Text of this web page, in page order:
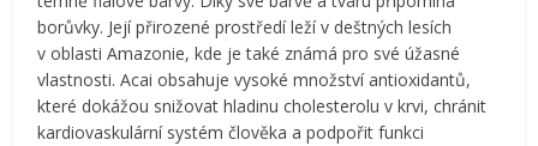
borůvky. Její přirozené prostředí leží v deštných lesích
v oblasti Amazonie, kde je také známá pro své úžasné
vlastnosti. Acai obsahuje vysoké množství antioxidantů,
které dokážou snižovat hladinu cholesterolu v krvi, chránit
kardiovaskulární systém člověka a podpořit funkci